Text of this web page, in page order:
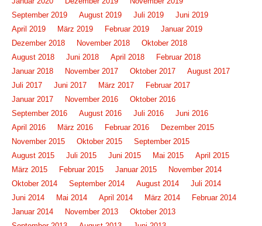
September 2019
August 2019 Juli 2019
Juni 2019
April 2019
März 2019 Februar 2019
Januar 2019
Dezember 2018
November 2018
Oktober 2018
August 2018
Juni 2018 April 2018
Februar 2018
Januar 2018
November 2017 Oktober 2017
August 2017
Juli 2017
Juni 2017 März 2017
Februar 2017
Januar 2017
November 2016
Oktober 2016
September 2016
August 2016 Juli 2016
Juni 2016
April 2016
März 2016 Februar 2016
Dezember 2015
November 2015
Oktober 2015
September 2015
August 2015
Juli 2015 Juni 2015 Mai 2015
April 2015
März 2015
Februar 2015 Januar 2015
November 2014
Oktober 2014
September 2014 August 2014
Juli 2014
Juni 2014
Mai 2014 April 2014 März 2014
Februar 2014
Januar 2014
November 2013
Oktober 2013